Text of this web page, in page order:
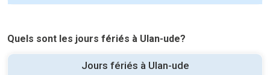
Quels sont les jours fériés à Ulan-ude?
Jours fériés à Ulan-ude